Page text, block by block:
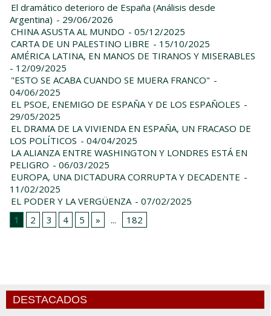
El dramático deterioro de España (Análisis desde
Argentina) - 29/06/2026
CHINA ASUSTA AL MUNDO - 05/12/2025
CARTA DE UN PALESTINO LIBRE - 15/10/2025
AMÉRICA LATINA, EN MANOS DE TIRANOS Y MISERABLES
- 12/09/2025
"ESTO SE ACABA CUANDO SE MUERA FRANCO" -
04/06/2025
EL PSOE, ENEMIGO DE ESPAÑA Y DE LOS ESPAÑOLES -
29/05/2025
EL DRAMA DE LA VIVIENDA EN ESPAÑA, UN FRACASO DE
LOS POLÍTICOS - 04/04/2025
LA ALIANZA ENTRE WASHINGTON Y LONDRES ESTÁ EN
PELIGRO - 06/03/2025
EUROPA, UNA DICTADURA CORRUPTA Y DECADENTE -
11/02/2025
EL PODER Y LA VERGÜENZA - 07/02/2025
1
2 3 4 5 » ... 182
DESTACADOS